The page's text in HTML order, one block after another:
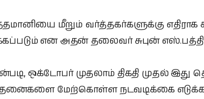
மீறும் வர்த்தகர்களுக்கு எதிராக
என அதன் தலைவர் சுபுன்
ஒக்டோபர் முதலாம் திகதி முதல் இது
மேற்கொள்ள நடவடிக்கை